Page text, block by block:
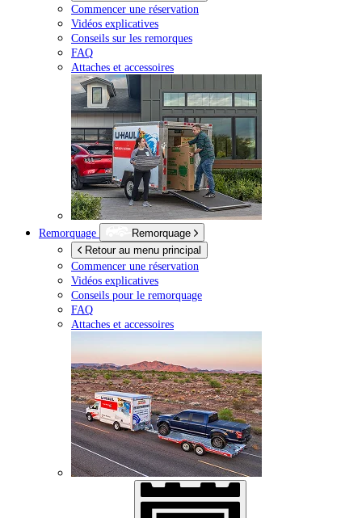
Commencer une réservation
Vidéos explicatives
Conseils sur les remorques
FAQ
Attaches et accessoires
Remorquage
Remorquage
Retour au menu principal
Commencer une réservation
Vidéos explicatives
Conseils pour le remorquage
FAQ
Attaches et accessoires